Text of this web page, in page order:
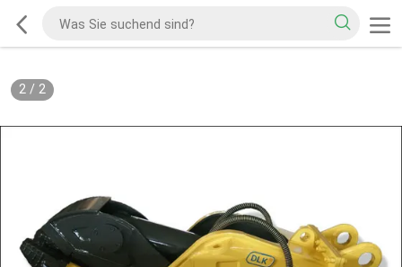
2/ 2